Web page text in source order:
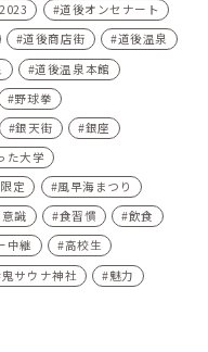
道後オンセナート
道後商店街
道後温泉
道後温泉本館
野球拳
銀天街
銀座
た大学
限定
風早海まつり
識 食習慣
飲食
中継
高校生
鬼サウナ神社
魅力